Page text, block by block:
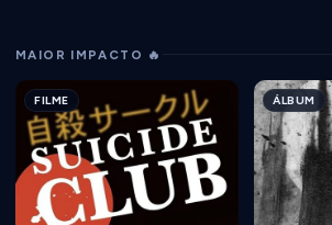
MAIOR IMPACTO 🔥
FILME ÁLBUM